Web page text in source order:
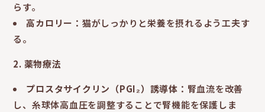
らす。
高カロリー ：猫がしっかりと栄養を摂れるよう工夫す
る。
2. 薬物療法
プロスタサイクリン（PGI₂）誘導体 ：腎血流を改善
し、糸球体高血圧を調整することで腎機能を保護しま